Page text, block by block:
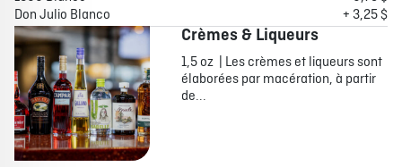
Don Julio Blanco
+ 3,25 $
Crèmes & Liqueurs
1,5 oz | Les crèmes et liqueurs sont
élaborées par macération, à partir
de...